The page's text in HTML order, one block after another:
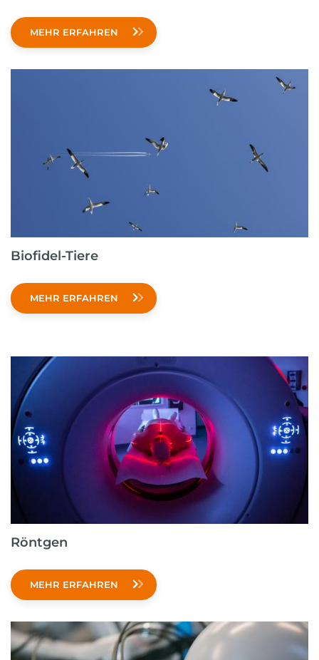
MEHR ERFAHREN
Biofidel-Tiere
MEHR ERFAHREN
Röntgen
MEHR ERFAHREN